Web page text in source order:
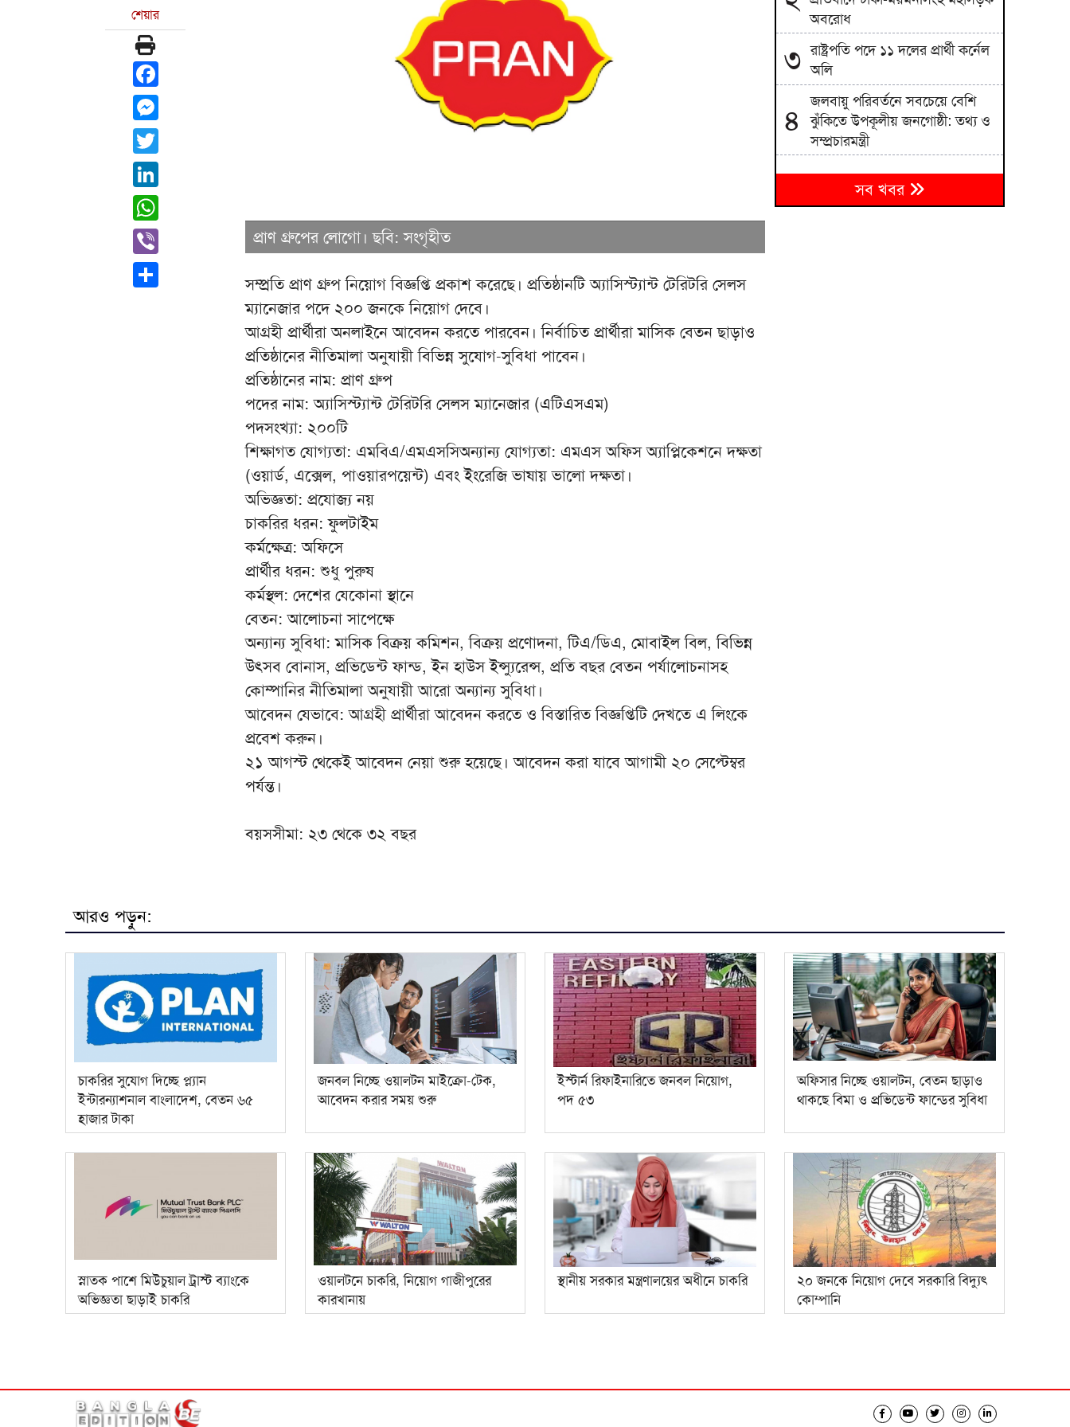
শেয়ার
Facebook
Messenger
Twitter
LinkedIn
WhatsApp
Viber
Share
প্রাণ গ্রুপের লোগো। ছবি: সংগৃহীত
সম্প্রতি প্রাণ গ্রুপ নিয়োগ বিজ্ঞপ্তি প্রকাশ করেছে। প্রতিষ্ঠানটি অ্যাসিস্ট্যান্ট টেরিটরি সেলস
ম্যানেজার পদে ২০০ জনকে নিয়োগ দেবে।
আগ্রহী প্রার্থীরা অনলাইনে আবেদন করতে পারবেন। নির্বাচিত প্রার্থীরা মাসিক বেতন ছাড়াও
প্রতিষ্ঠানের নীতিমালা অনুযায়ী বিভিন্ন সুযোগ-সুবিধা পাবেন।
প্রতিষ্ঠানের নাম: প্রাণ গ্রুপ
পদের নাম: অ্যাসিস্ট্যান্ট টেরিটরি সেলস ম্যানেজার (এটিএসএম)
পদসংখ্যা: ২০০টি
শিক্ষাগত যোগ্যতা: এমবিএ/এমএসসিঅন্যান্য যোগ্যতা: এমএস অফিস অ্যাপ্লিকেশনে দক্ষতা
(ওয়ার্ড, এক্সেল, পাওয়ারপয়েন্ট) এবং ইংরেজি ভাষায় ভালো দক্ষতা।
অভিজ্ঞতা: প্রযোজ্য নয়
চাকরির ধরন: ফুলটাইম
কর্মক্ষেত্র: অফিসে
প্রার্থীর ধরন: শুধু পুরুষ
কর্মস্থল: দেশের যেকোনা স্থানে
বেতন: আলোচনা সাপেক্ষে
অন্যান্য সুবিধা: মাসিক বিক্রয় কমিশন, বিক্রয় প্রণোদনা, টিএ/ডিএ, মোবাইল বিল, বিভিন্ন
উৎসব বোনাস, প্রভিডেন্ট ফান্ড, ইন হাউস ইন্স্যুরেন্স, প্রতি বছর বেতন পর্যালোচনাসহ
কোম্পানির নীতিমালা অনুযায়ী আরো অন্যান্য সুবিধা।
আবেদন যেভাবে: আগ্রহী প্রার্থীরা আবেদন করতে ও বিস্তারিত বিজ্ঞপ্তিটি দেখতে এলিংকে
প্রবেশ করুন।
২১ আগস্ট থেকেই আবেদন নেয়া শুরু হয়েছে। আবেদন করা যাবে আগামী ২০ সেপ্টেম্বর
পর্যন্ত।
বয়সসীমা: ২৩ থেকে ৩২ বছর
অবরোধ
৩ রাষ্ট্রপতি পদে ১১ দলের প্রার্থী কর্নেল
অলি
৪
জলবায়ু পরিবর্তনে সবচেয়ে বেশি
ঝুঁকিতে উপকূলীয় জনগোষ্ঠী: তথ্য ও
সম্প্রচারমন্ত্রী
৫ যুক্তরাষ্ট্রের ভিসা নিয়ে বড় দুঃসংবাদ
সব খবর
আরও পড়ুন:
চাকরির সুযোগ দিচ্ছে প্ল্যান
ইন্টারন্যাশনাল বাংলাদেশ, বেতন ৬৫
হাজার টাকা
জনবল নিচ্ছে ওয়ালটন মাইক্রো-টেক,
আবেদন করার সময় শুরু
ইস্টার্ন রিফাইনারিতে জনবল নিয়োগ,
পদ ৫৩
অফিসার নিচ্ছে ওয়ালটন, বেতন ছাড়াও
থাকছে বিমা ও প্রভিডেন্ট ফান্ডের সুবিধা
স্নাতক পাশে মিউচুয়াল ট্রাস্ট ব্যাংকে
অভিজ্ঞতা ছাড়াই চাকরি
ওয়ালটনে চাকরি, নিয়োগ গাজীপুরের
কারখানায়
স্থানীয় সরকার মন্ত্রণালয়ের অধীনে চাকরি
২০ জনকে নিয়োগ দেবে সরকারি বিদ্যুৎ
কোম্পানি